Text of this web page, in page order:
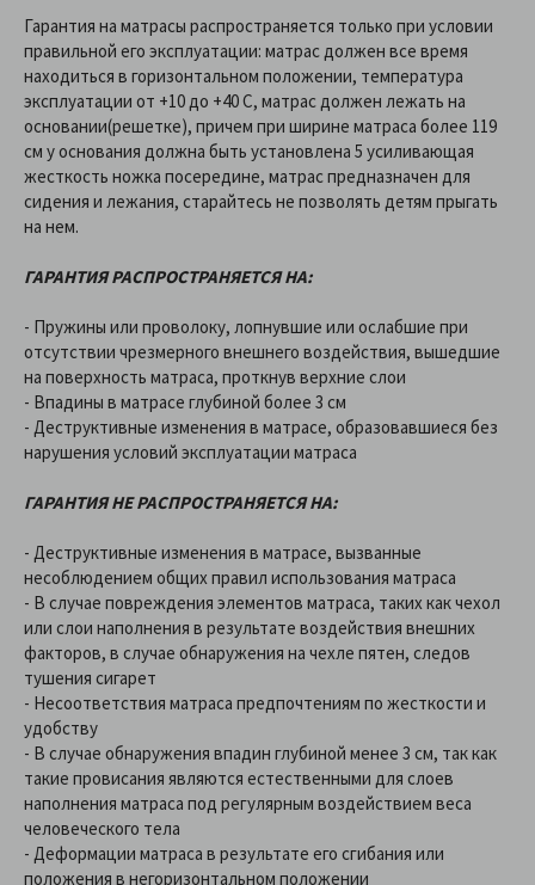
Гарантия на матрасы распространяется только при условии
правильной его эксплуатации: матрас должен все время
находиться в горизонтальном положении, температура
эксплуатации от +10 до +40 C, матрас должен лежать на
основании(решетке), причем при ширине матраса более 119
см у основания должна быть установлена 5 усиливающая
жесткость ножка посередине, матрас предназначен для
сидения и лежания, старайтесь не позволять детям прыгать
на нем.
ГАРАНТИЯ РАСПРОСТРАНЯЕТСЯ НА:
- Пружины или проволоку, лопнувшие или ослабшие при
отсутствии чрезмерного внешнего воздействия, вышедшие
на поверхность матраса, проткнув верхние слои
- Впадины в матрасе глубиной более 3 см
- Деструктивные изменения в матрасе, образовавшиеся без
нарушения условий эксплуатации матраса
ГАРАНТИЯ НЕ РАСПРОСТРАНЯЕТСЯ НА:
- Деструктивные изменения в матрасе, вызванные
несоблюдением общих правил использования матраса
- В случае повреждения элементов матраса, таких как чехол
или слои наполнения в результате воздействия внешних
факторов, в случае обнаружения на чехле пятен, следов
тушения сигарет
- Несоответствия матраса предпочтениям по жесткости и
удобству
- В случае обнаружения впадин глубиной менее 3 см, так как
такие провисания являются естественными для слоев
наполнения матраса под регулярным воздействием веса
человеческого тела
- Деформации матраса в результате его сгибания или
положения в негоризонтальном положении